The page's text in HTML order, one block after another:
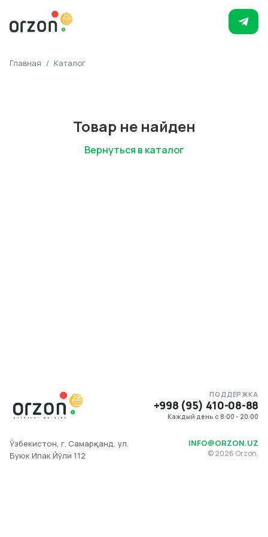
Главная / Каталог
Товар не найден
Вернуться в каталог
ПОДДЕРЖКА
+998 (95) 410-08-88
Каждый день с 8:00 - 20:00
Ўзбекистон, г. Самарқанд, ул.
Буюк Ипак Йўли 112
INFO@ORZON.UZ
©2026 Orzon.